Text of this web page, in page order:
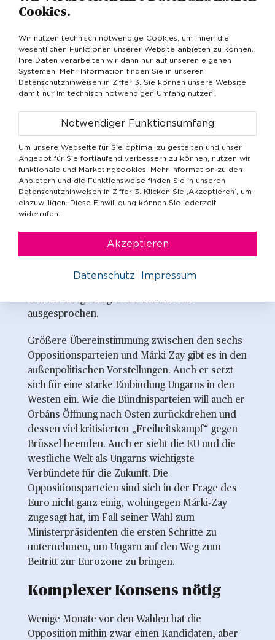
maschine wird die Opposition nicht
Ein weiterer Unterschied zwischen dem Bündnis
beträchtliche Anzahl Oppositionspolitiker mehr
oder weniger liberale Ansichten zu sozialen und
kulturellen Fragen vertritt (mit Ausnahme der
Politiker des rechten Flügels), während Péter
Márki-Zay konservativ ist. Er bekennt sich häufig
zu seinen religiösen Überzeugungen und geht
regelmäßig in die Kirche. Seine Haltung
geprägt und bestenfalls uneindeutig. Einerseits
greift er die Fidesz-Partei immer wieder auch
deshalb an, weil sie die meisten schwulen
sich für die gleichgeschlechtliche Ehe
ausgesprochen.
Größere Übereinstimmung zwischen den sechs
Oppositionsparteien und Márki-Zay gibt es in den
außenpolitischen Vorstellungen. Auch er setzt
sich für eine starke Einbindung Ungarns in den
Westen ein. Wie die Bündnisparteien will auch er
Orbáns Öffnung nach Osten zurückdrehen und
dessen viel kritisierten „Freiheitskampf“ gegen
Brüssel beenden. Auch er sieht die EU und die
westliche Welt als Ungarns wichtigste
Verbündete für die Zukunft. Die
Oppositionsparteien sind sich in der Frage des
Euro nicht ganz einig, wohingegen Márki-Zay
zugesagt hat, im Fall seiner Wahl zum
Ministerpräsidenten die ersten Schritte zu
unternehmen, um Ungarn auf den Weg zum
Beitritt zur Eurozone zu bringen.
Komplexer Konsens nötig
Wenige Monate vor den Wahlen hat die
Opposition mithin zwar einen Kandidaten, aber
Cookies.
Wir nutzen technisch notwendige Cookies, um Ihnen die
wesentlichen Funktionen unserer Website anbieten zu können.
Ihre Daten verarbeiten wir dann nur auf unseren eigenen
Systemen. Mehr Information finden Sie in unseren
Datenschutzhinweisen in Ziffer 3. Sie können unsere Website
damit nur im technisch notwendigen Umfang nutzen.
Notwendiger Funktionsumfang
Um unsere Webseite für Sie optimal zu gestalten und unser
Angebot für Sie fortlaufend verbessern zu können, nutzen wir
funktionale und Marketingcookies. Mehr Information zu den
Anbietern und die Funktionsweise finden Sie in unseren
Datenschutzhinweisen in Ziffer 3. Klicken Sie ‚Akzeptieren‘, um
einzuwilligen. Diese Einwilligung können Sie jederzeit
widerrufen.
Akzeptieren
Datenschutz Impressum